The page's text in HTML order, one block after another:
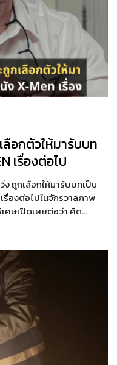
ลือกตัวให้มารับบท
เรื่องต่อไป
ง ถูกเลือกให้มารับบทเป็น
องต่อไปในจักรวาลภาพ
ศษเปิดเผยต่อว่า คิต…